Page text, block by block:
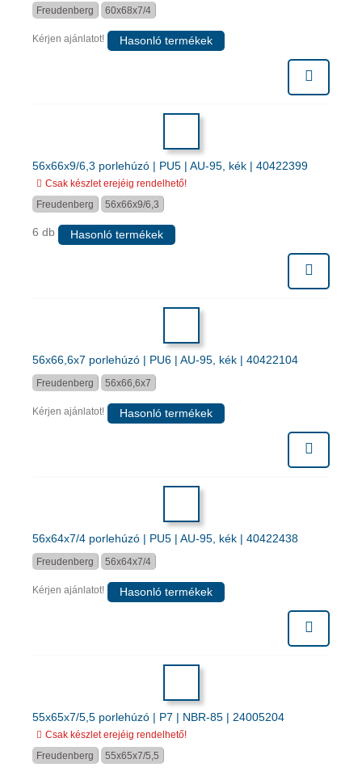
Freudenberg 60x68x7/4
Kérjen ajánlatot! Hasonló termékek
56x66x9/6,3 porlehúzó | PU5 | AU-95, kék | 40422399
Csak készlet erejéig rendelhető!
Freudenberg
56x66x9/6,3
6 db Hasonló termékek
56x66,6x7 porlehúzó | PU6 | AU-95, kék | 40422104
Freudenberg 56x66,6x7
Kérjen ajánlatot! Hasonló termékek
56x64x7/4 porlehúzó | PU5 | AU-95, kék | 40422438
Freudenberg 56x64x7/4
Kérjen ajánlatot! Hasonló termékek
55x65x7/5,5 porlehúzó | P7 | NBR-85 | 24005204
Csak készlet erejéig rendelhető!
Freudenberg
55x65x7/5,5